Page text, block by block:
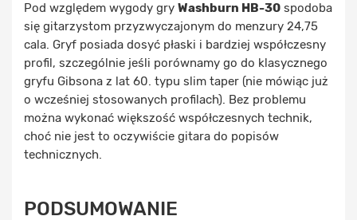
Pod względem wygody gry Washburn HB-30 spodoba
się gitarzystom przyzwyczajonym do menzury 24,75
cala. Gryf posiada dosyć płaski i bardziej współczesny
profil, szczególnie jeśli porównamy go do klasycznego
gryfu Gibsona z lat 60. typu slim taper (nie mówiąc już
o wcześniej stosowanych profilach). Bez problemu
można wykonać większość współczesnych technik,
choć nie jest to oczywiście gitara do popisów
technicznych.
PODSUMOWANIE